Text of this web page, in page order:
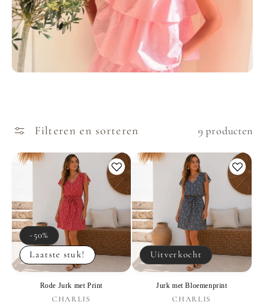
:
Filteren en sorteren 9 producten
-50%
Laatste stuk!
Rode Jurk met Print
Verkoper:
CHARLIS
Uitverkocht
Jurk met Bloemenprint
Verkoper:
CHARLIS